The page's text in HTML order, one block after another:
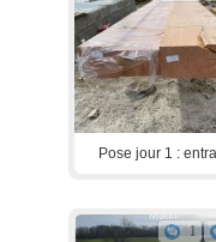
Pose jour 1 :
1